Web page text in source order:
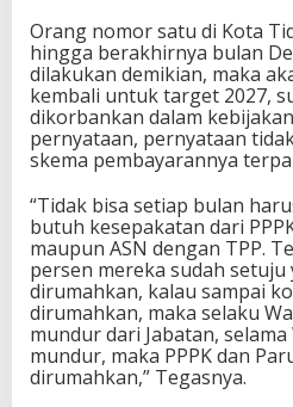
Orang nomor satu di Kota
hingga berakhirnya bulan
dilakukan demikian, maka
kembali untuk target 2027,
dikorbankan dalam
pernyataan, pernyataan
skema pembayarannya
“Tidak bisa setiap bulan
butuh kesepakatan dari
maupun ASN dengan TPP.
persen mereka sudah
dirumahkan, kalau sampai
dirumahkan, maka selaku
mundur dari Jabatan,
mundur, maka PPPK dan
dirumahkan,” Tegasnya.